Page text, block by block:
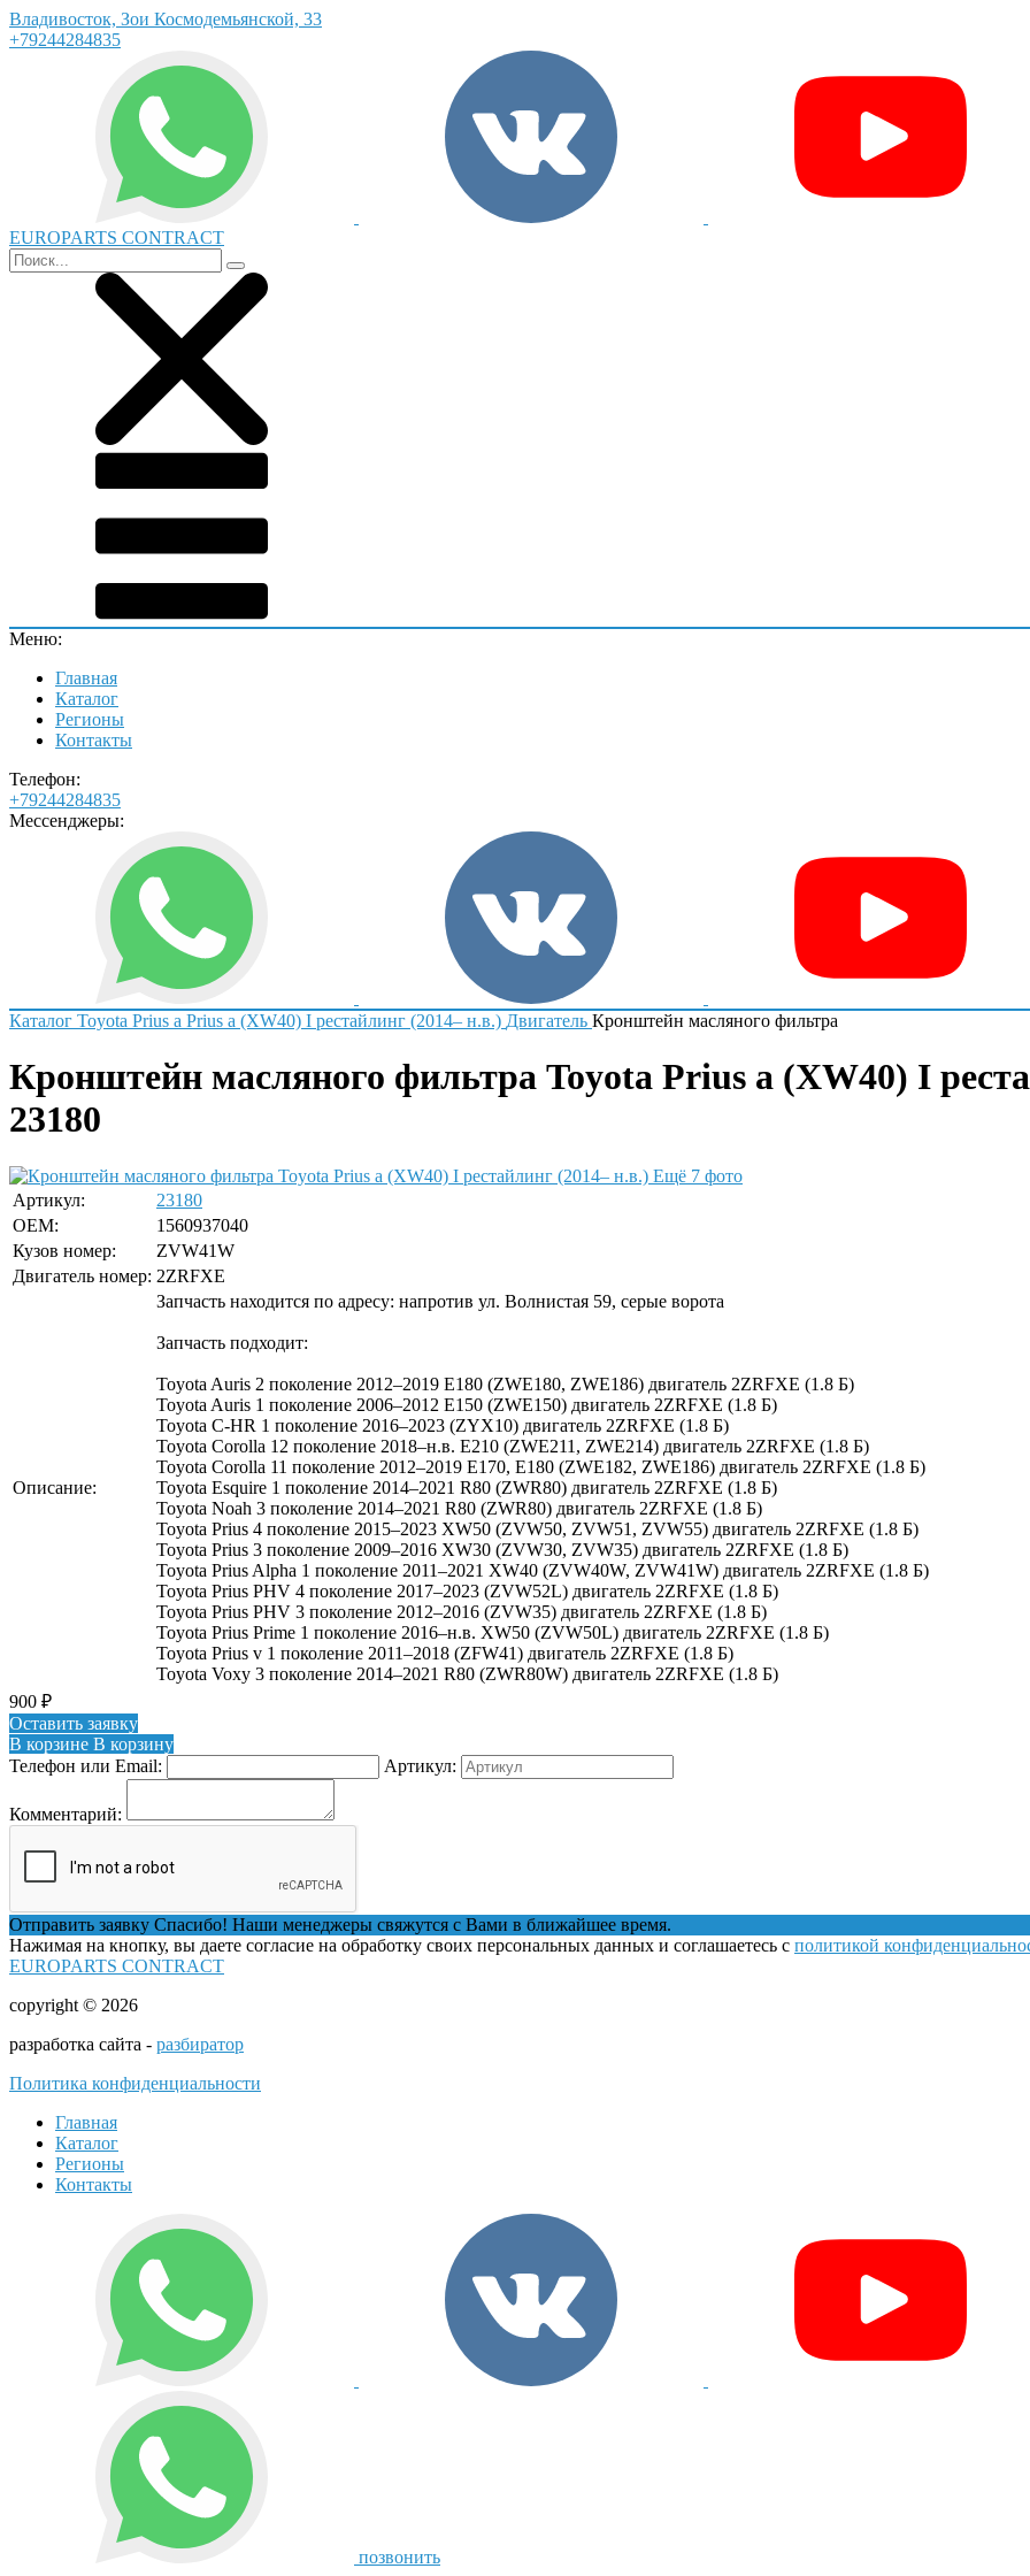
Владивосток, Зои Космодемьянской, 33
+79244284835
EUROPARTS CONTRACT
Меню:
Главная
Каталог
Регионы
Контакты
Телефон:
+79244284835
Мессенджеры:
Каталог Toyota Prius a Prius a (XW40) I рестайлинг (2014– н.в.) Двигатель Кронштейн масляного фильтра
Кронштейн масляного фильтра Toyota Prius a (XW40) I
23180
Ещё 7 фото
Артикул:
23180
OEM:
1560937040
Кузов номер:
ZVW41W
Двигатель номер: 2ZRFXE
Описание:
Запчасть находится по адресу: напротив ул. Волнистая 59, серые ворота
Запчасть подходит:
Toyota Auris 2 поколение 2012–2019 E180 (ZWE180, ZWE186) двигатель 2ZRFXE (1.8 Б)
Toyota Auris 1 поколение 2006–2012 E150 (ZWE150) двигатель 2ZRFXE (1.8 Б)
Toyota C-HR 1 поколение 2016–2023 (ZYX10) двигатель 2ZRFXE (1.8 Б)
Toyota Corolla 12 поколение 2018–н.в. E210 (ZWE211, ZWE214) двигатель 2ZRFXE (1.8 Б)
Toyota Corolla 11 поколение 2012–2019 E170, E180 (ZWE182, ZWE186) двигатель 2ZRFXE (1.8 Б)
Toyota Esquire 1 поколение 2014–2021 R80 (ZWR80) двигатель 2ZRFXE (1.8 Б)
Toyota Noah 3 поколение 2014–2021 R80 (ZWR80) двигатель 2ZRFXE (1.8 Б)
Toyota Prius 4 поколение 2015–2023 XW50 (ZVW50, ZVW51, ZVW55) двигатель 2ZRFXE (1.8 Б)
Toyota Prius 3 поколение 2009–2016 XW30 (ZVW30, ZVW35) двигатель 2ZRFXE (1.8 Б)
Toyota Prius Alpha 1 поколение 2011–2021 XW40 (ZVW40W, ZVW41W) двигатель 2ZRFXE (1.8 Б)
Toyota Prius PHV 4 поколение 2017–2023 (ZVW52L) двигатель 2ZRFXE (1.8 Б)
Toyota Prius PHV 3 поколение 2012–2016 (ZVW35) двигатель 2ZRFXE (1.8 Б)
Toyota Prius Prime 1 поколение 2016–н.в. XW50 (ZVW50L) двигатель 2ZRFXE (1.8 Б)
Toyota Prius v 1 поколение 2011–2018 (ZFW41) двигатель 2ZRFXE (1.8 Б)
Toyota Voxy 3 поколение 2014–2021 R80 (ZWR80W) двигатель 2ZRFXE (1.8 Б)
900 ₽
Оставить заявку
В корзине В корзину
Телефон или Email:
Артикул:
Комментарий:
Отправить заявку Спасибо! Наши менеджеры свяжутся с Вами в ближайшее время.
Нажимая на кнопку, вы даете согласие на обработку своих персональных данных и соглашаетесь с политикой
EUROPARTS CONTRACT
copyright © 2026
разработка сайта - разбиратор
Политика конфиденциальности
Главная
Каталог
Регионы
Контакты
позвонить